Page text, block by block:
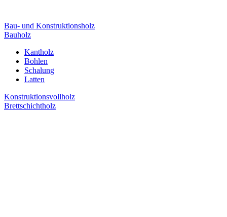
Bau- und Konstruktionsholz
Bauholz
Kantholz
Bohlen
Schalung
Latten
Konstruktionsvollholz
Brettschichtholz